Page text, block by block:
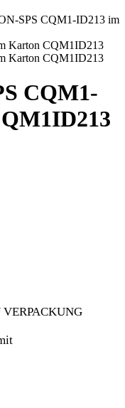
SPS CQM1-ID213 im
CQM1-